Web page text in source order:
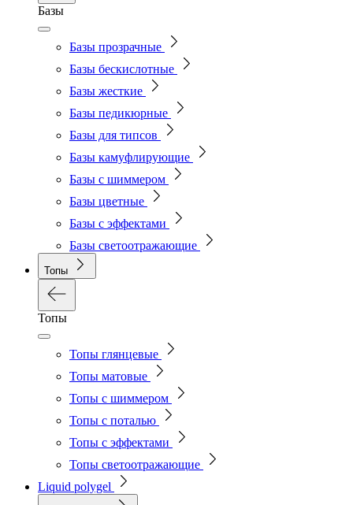
Базы
Базы прозрачные
Базы бескислотные
Базы жесткие
Базы педикюрные
Базы для типсов
Базы камуфлирующие
Базы с шиммером
Базы цветные
Базы с эффектами
Базы светоотражающие
Топы
Топы
Топы глянцевые
Топы матовые
Топы с шиммером
Топы с поталью
Топы с эффектами
Топы светоотражающие
Liquid polygel